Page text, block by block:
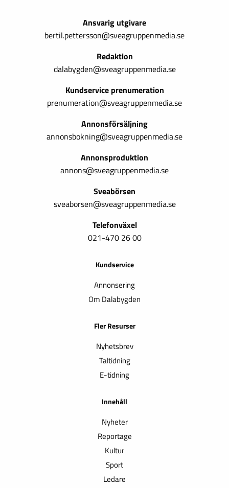
Ansvarig utgivare
bertil.pettersson@sveagruppenmedia.se
Redaktion
dalabygden@sveagruppenmedia.se
Kundservice prenumeration
prenumeration@sveagruppenmedia.se
Annonsförsäljning
annonsbokning@sveagruppenmedia.se
Annonsproduktion
annons@sveagruppenmedia.se
Sveabörsen
sveaborsen@sveagruppenmedia.se
Telefonväxel
021-470 26 00
Kundservice
Annonsering
Om Dalabygden
Fler Resurser
Nyhetsbrev
Taltidning
E-tidning
Innehåll
Nyheter
Reportage
Kultur
Sport
Ledare